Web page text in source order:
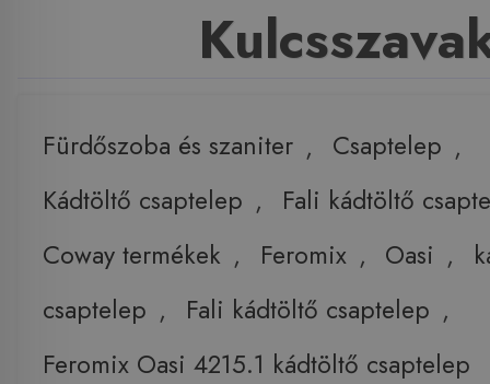
Fürdőszoba és szaniter , Csaptelep ,
Kádtöltő csaptelep ,
Fali kádtöltő
Coway termékek , Feromix , Oasi ,
csaptelep , Fali kádtöltő csaptelep ,
Feromix Oasi 4215.1 kádtöltő csaptelep